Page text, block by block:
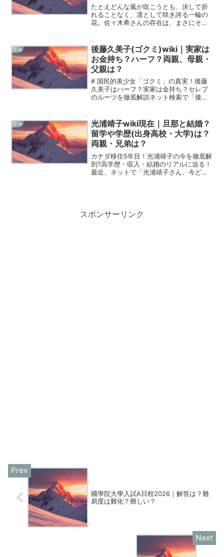
たとえどんな嵐が吹こうとも、決して折
れることなく、凛として咲き誇る一輪の
花。佐々木希さんの存在は、まさにそん
となり、一人の女性として深みを増した
彼女の物語を、Wik...
人物
後藤久美子(ゴクミ)wiki｜実家は
お金持ち？ハーフ？両親、母親・
父親は？
# 国民的美少女「ゴクミ」の真実！後藤
久美子はハーフ？実家は金持ち？セレブ
のルーツを徹底解説ネット検索で「後藤
ちゃいますよね。若い頃は「国民的美少
女」として一世を風靡し...
人物
光浦靖子wiki現在｜旦那と結婚？
留学や学歴(出身高校・大学)は？
両親・兄弟は？
カナダ移住5年目！光浦靖子の今を徹底解
剖?高学歴・収入・結婚のリアルに迫る！
最近、ネットで「光浦靖子さん、今どう
スポンサーリンク
國學院大學入試A日程2026｜解答は？難
易度は難化？難しい？